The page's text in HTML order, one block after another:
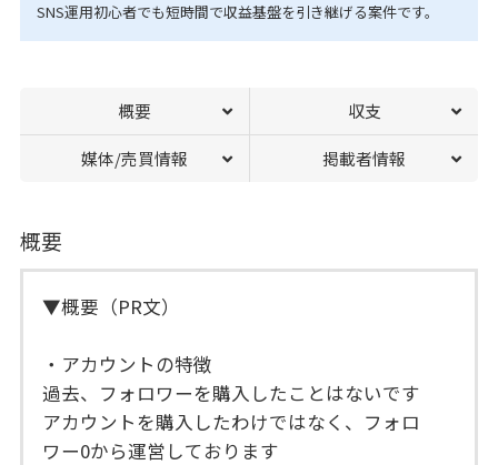
SNS運用初心者でも短時間で収益基盤を引き継げる案件です。
概要 収支
媒体/売買情報 掲載者情報
概要
▼概要（PR文）
・アカウントの特徴
過去、フォロワーを購入したことはないです
アカウントを購入したわけではなく、フォロ
ワー0から運営しております